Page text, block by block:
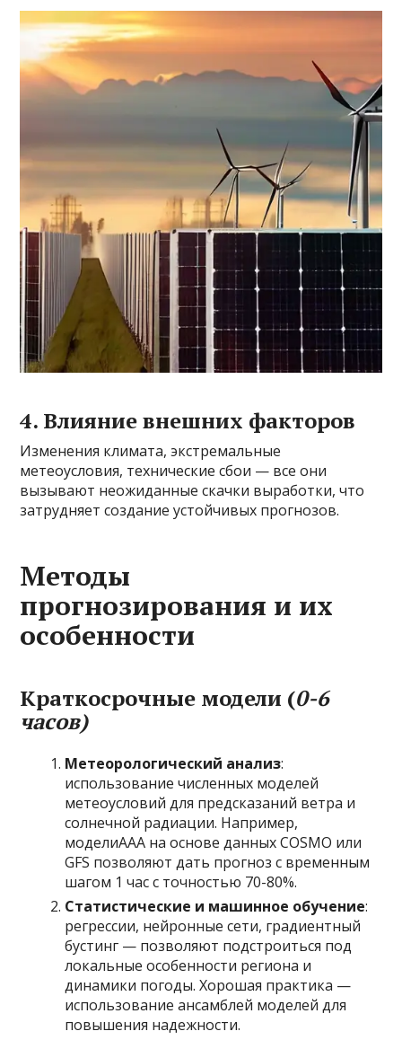
4. Влияние внешних факторов
Изменения климата, экстремальные
метеоусловия, технические сбои — все они
вызывают неожиданные скачки выработки, что
затрудняет создание устойчивых прогнозов.
Методы
прогнозирования и их
особенности
Краткосрочные модели (0-6
часов)
Метеорологический анализ:
использование численных моделей
метеоусловий для предсказаний ветра и
солнечной радиации. Например,
моделиААА на основе данных COSMO или
GFS позволяют дать прогноз с временным
шагом 1 час с точностью 70-80%.
Статистические и машинное обучение:
регрессии, нейронные сети, градиентный
бустинг — позволяют подстроиться под
локальные особенности региона и
динамики погоды. Хорошая практика —
использование ансамблей моделей для
повышения надежности.